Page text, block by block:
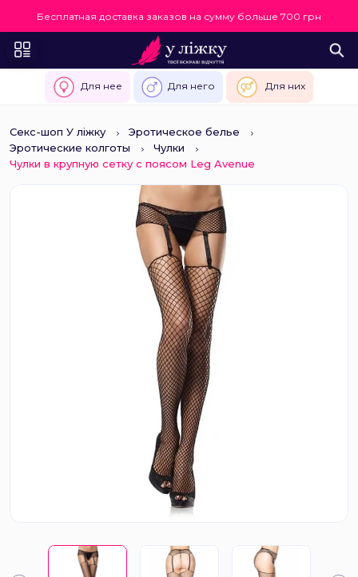
Бесплатная доставка заказов на сумму больше 700 грн
Для нее Для него Для них
Секс-шоп У ліжку
Эротическое белье
Эротические колготы
Чулки
Чулки в крупную сетку с поясом Leg Avenue